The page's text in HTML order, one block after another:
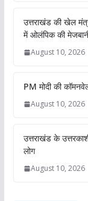
उत्तराखंड की खेल
में ओलंपिक की
August 10, 2026
PM मोदी की
August 10, 2026
उत्तराखंड के
लोग
August 10, 2026